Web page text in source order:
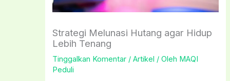
Strategi Melunasi Hutang agar Hidup
Lebih Tenang
Tinggalkan Komentar /Artikel / Oleh MAQI
Peduli